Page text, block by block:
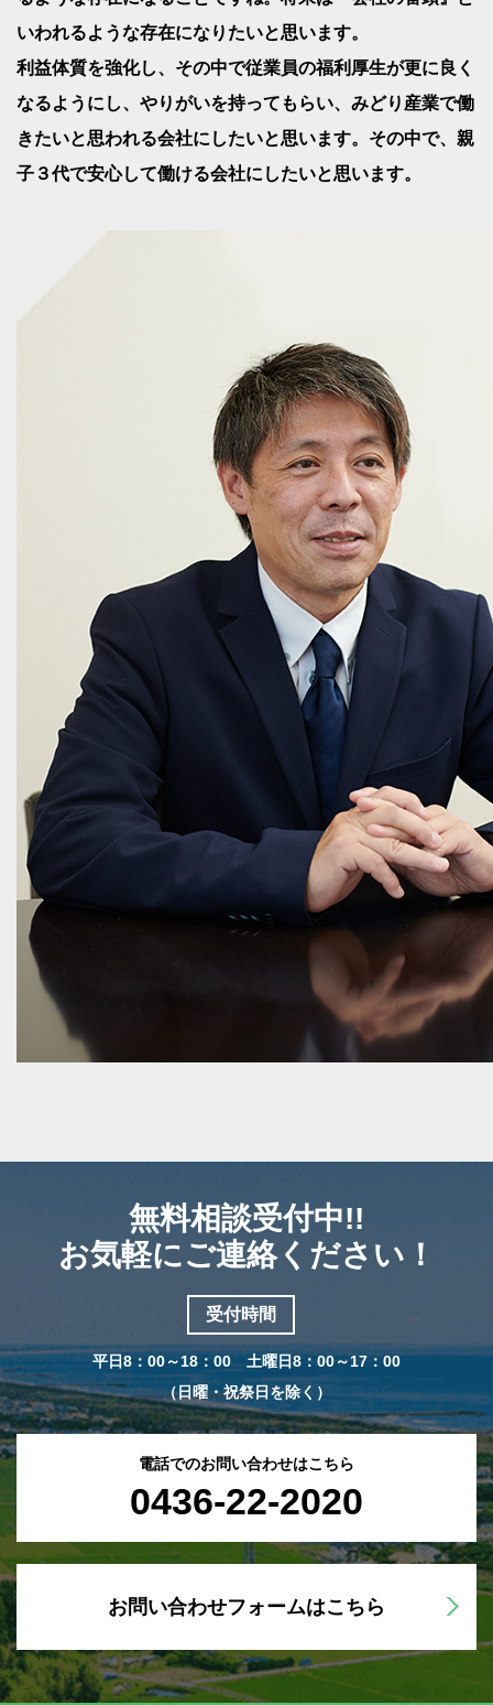
いわれるような存在になりたいと思います。
利益体質を強化し、その中で従業員の福利厚生が更に良く
なるようにし、やりがいを持ってもらい、みどり産業で働
きたいと思われる会社にしたいと思います。その中で、親
子３代で安心して働ける会社にしたいと思います。
無料相談受付中!!
お気軽にご連絡ください！
受付時間
平日8：00～18：00 土曜日8：00～17：00
（日曜・祝祭日を除く）
電話でのお問い合わせはこちら
0436-22-2020
お問い合わせフォームはこちら